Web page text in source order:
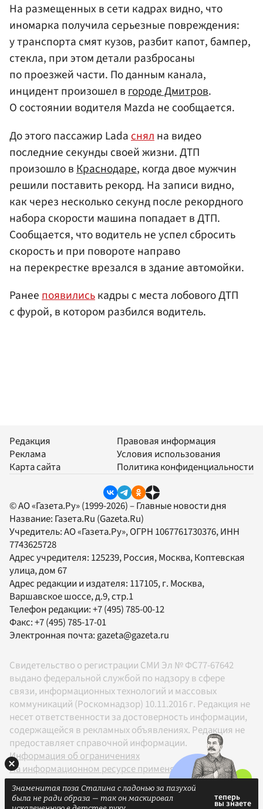
На размещенных в сети кадрах видно, что
иномарка получила серьезные повреждения:
у транспорта смят кузов, разбит капот, бампер,
стекла, при этом детали разбросаны
по проезжей части. По данным канала,
инцидент произошел вгороде Дмитров.
О состоянии водителя Mazda не сообщается.
До этого пассажир Lada снял на видео
последние секунды своей жизни. ДТП
произошло в Краснодаре, когда двое мужчин
решили поставить рекорд. На записи видно,
как через несколько секунд после рекордного
набора скорости машина попадает в ДТП.
Сообщается, что водитель не успел сбросить
скорость и при повороте направо
на перекрестке врезался в здание автомойки.
Ранеепоявилиськадры с места лобового ДТП
с фурой, в котором разбился водитель.
Редакция
Реклама
Карта сайта
Правовая информация
Условия использования
Политика конфиденциальности
© АО «Газета.Ру» (1999-2026) – Главные новости дня
Название: Газета.Ru (Gazeta.Ru)
Учредитель:АО «Газета.Ру», ОГРН 1067761730376, ИНН
7743625728
Адрес учредителя: 125239, Россия, Москва, Коптевская
улица, дом 67
Адрес редакции и издателя: 117105, г. Москва,
Варшавское шоссе, д.9, стр.1
Телефон редакции:+7 (495) 785-00-12
Факс:+7 (495) 785-17-01
Электронная почта:gazeta@gazeta.ru
Свидетельство о регистрации СМИ Эл № ФС77-67642
выдано федеральной службой по надзору в сфере
связи, информационных технологий и массовых
коммуникаций (Роскомнадзор) 10.11.2016 г. Редакция не
несет ответственности за достоверность информации,
содержащейся в рекламных объявлениях. Редакция не
предоставляет справочной информации.
Информация об ограничениях
На информационном ресурсе применяются
рекомендательные технологии в соответствии с
Правилами
Знаменитая поза Сталина с ладонью за пазухой
была не ради образа — так он маскировал